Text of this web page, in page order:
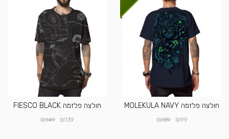
חולצה פלזמה MOLEKULA NAVY
₪99
₪139
חולצה פלזמה FIESCO BLACK
₪139
₪149